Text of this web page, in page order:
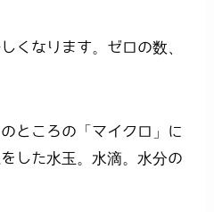
くなります。ゼロの数、
ところの「マイクロ」に
した水玉。水滴。水分の